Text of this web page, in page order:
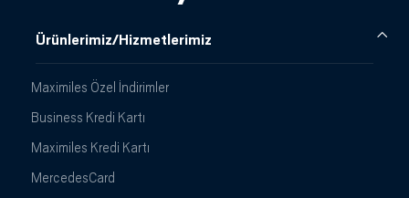
Ürünlerimiz/Hizmetlerimiz
Maximiles Özel İndirimler
Business Kredi Kartı
Maximiles Kredi Kartı
MercedesCard